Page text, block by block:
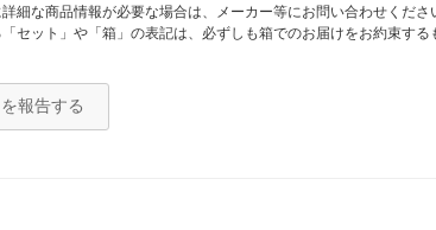
細な商品情報が必要な場合は、メーカー等にお問い合わせくださ
セット」や「箱」の表記は、必ずしも箱でのお届けをお約束す
報告する